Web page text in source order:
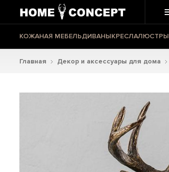
КОЖАНАЯ МЕБЕЛЬДИВАНЫКРЕСЛАЛЮСТРЫ
Главная Декор и аксессуары для дома